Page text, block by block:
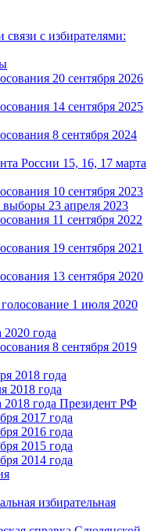
с избирателями:
20 сентября 2026
14 сентября 2025
8 сентября 2024
России 15, 16, 17 марта
10 сентября 2023
23 апреля 2023
11 сентября 2022
19 сентября 2021
13 сентября 2020
1 июля 2020
года
8 сентября 2019
2018 года
2018 года
года Президент РФ
2017 года
2016 года
2015 года
2014 года
избирательная